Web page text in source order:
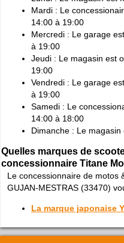
Mardi : Le
14:00 à 19:00
Mercredi : Le garage
à 19:00
Jeudi : Le magasin est
19:00
Vendredi : Le garage
à 19:00
Samedi : Le
14:00 à 18:00
Dimanche : Le magasin
Quelles marques de
concessionnaire Titane
Le concessionnaire de motos
GUJAN-MESTRAS (33470)
La marque japonaise